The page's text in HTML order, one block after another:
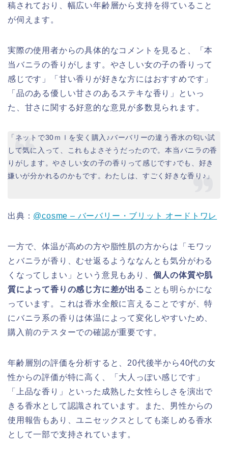
稿されており、幅広い年齢層から支持を得ていること
が伺えます。
実際の使用者からの具体的なコメントを見ると、「本
当バニラの香りがします。やさしい女の子の香りって
感じです」「甘い香りが好きな方にはおすすめです」
「品のある優しい甘さのあるステキな香り」といっ
た、甘さに関する好意的な意見が多数見られます。
「ネットで30ｍｌを安く購入♪バーバリーの違う香水の匂い試
して気に入って、これもよさそうだったので。本当バニラの香
りがします。やさしい女の子の香りって感じです♪でも、好き
嫌いが分かれるのかもです。わたしは、すごく好きな香り♪」
出典： @cosme – バーバリー・ブリット オードトワレ
一方で、体温が高めの方や脂性肌の方からは「モワッ
とバニラが香り、むせ返るようななんとも気分がわる
くなってしまい」という意見もあり、 個人の体質や肌
質によって香りの感じ方に差が出る ことも明らかにな
っています。これは香水全般に言えることですが、特
にバニラ系の香りは体温によって変化しやすいため、
購入前のテスターでの確認が重要です。
年齢層別の評価を分析すると、20代後半から40代の女
性からの評価が特に高く、「大人っぽい感じです」
「上品な香り」といった成熟した女性らしさを演出で
きる香水として認識されています。また、男性からの
使用報告もあり、ユニセックスとしても楽しめる香水
として一部で支持されています。